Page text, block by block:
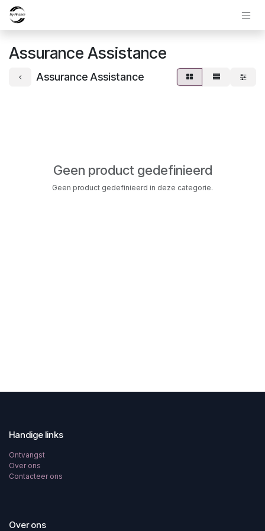
Overslaan naar inhoud
Assurance Assistance
Assurance Assistance
Geen product gedefinieerd
Geen product gedefinieerd in deze categorie.
Handige links
Ontvangst
Over ons
Contacteer ons
Over ons